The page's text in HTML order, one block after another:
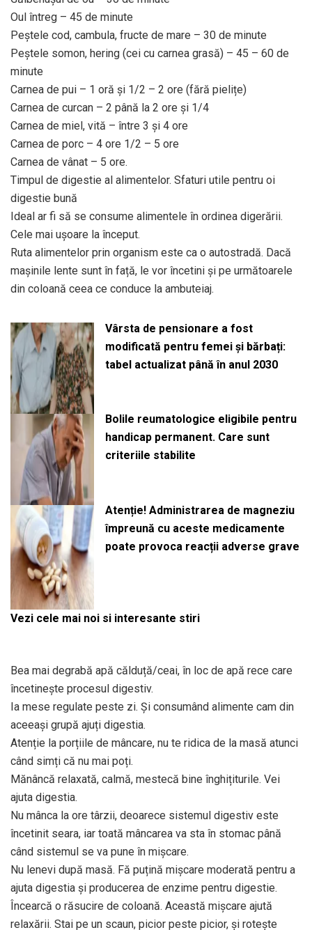
Oul întreg – 45 de minute
Peștele cod, cambula, fructe de mare – 30 de minute
Peștele somon, hering (cei cu carnea grasă) – 45 – 60 de
minute
Carnea de pui – 1 oră și 1/2 – 2 ore (fără pielițe)
Carnea de curcan – 2 până la 2 ore și 1/4
Carnea de miel, vită – între 3 și 4 ore
Carnea de porc – 4 ore 1/2 – 5 ore
Carnea de vânat – 5 ore.
Timpul de digestie al alimentelor. Sfaturi utile pentru oi
digestie bună
Ideal ar fi să se consume alimentele în ordinea digerării.
Cele mai ușoare la început.
Ruta alimentelor prin organism este ca o autostradă. Dacă
mașinile lente sunt în față, le vor încetini și pe următoarele
din coloană ceea ce conduce la ambuteiaj.
Vârsta de pensionare a fost
modificată pentru femei și bărbați:
tabel actualizat până în anul 2030
Bolile reumatologice eligibile pentru
handicap permanent. Care sunt
criteriile stabilite
Atenție! Administrarea de magneziu
împreună cu aceste medicamente
poate provoca reacții adverse grave
Vezi cele mai noi si interesante stiri
Bea mai degrabă apă călduță/ceai, în loc de apă rece care
încetinește procesul digestiv.
Ia mese regulate peste zi. Și consumând alimente cam din
aceeași grupă ajuți digestia.
Atenție la porțiile de mâncare, nu te ridica de la masă atunci
când simți că nu mai poți.
Mănâncă relaxată, calmă, mestecă bine înghițiturile. Vei
ajuta digestia.
Nu mânca la ore târzii, deoarece sistemul digestiv este
încetinit seara, iar toată mâncarea va sta în stomac până
când sistemul se va pune în mișcare.
Nu lenevi după masă. Fă puțină mișcare moderată pentru a
ajuta digestia și producerea de enzime pentru digestie.
Încearcă o răsucire de coloană. Această mișcare ajută
relaxării. Stai pe un scaun, picior peste picior, și rotește